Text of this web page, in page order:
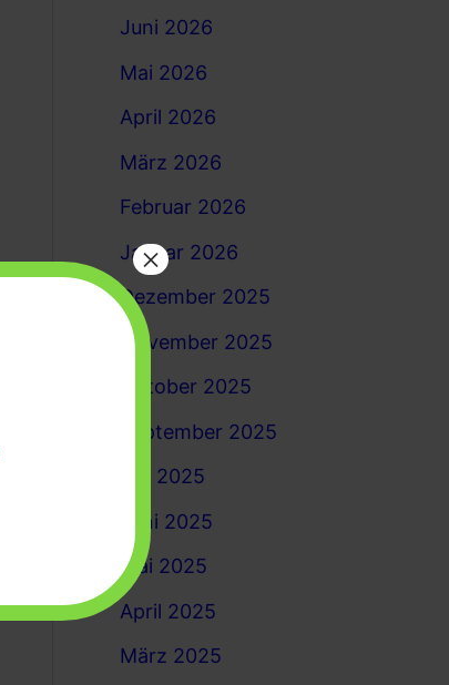
Juni 2026
Mai 2026
April 2026
März 2026
Februar 2026
Januar 2026
Dezember 2025
November 2025
Oktober 2025
September 2025
Juli 2025
Juni 2025
Mai 2025
April 2025
März 2025
×